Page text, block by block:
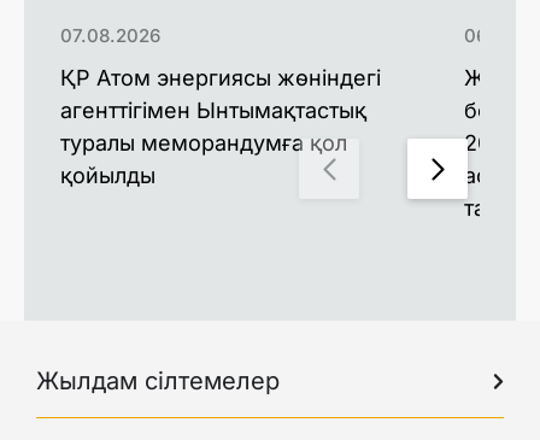
ҚР Атом энергиясы жөніндегі
агенттігімен Ынтымақтастық
туралы меморандумға қол
қойылды
07.08.2026
Жаңа
2026
астам
Жылдам сілтемелер